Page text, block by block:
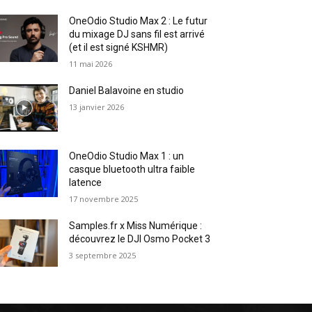
OneOdio Studio Max 2 : Le futur
du mixage DJ sans fil est arrivé
(et il est signé KSHMR)
11 mai 2026
Daniel Balavoine en studio
13 janvier 2026
OneOdio Studio Max 1 : un
casque bluetooth ultra faible
latence
17 novembre 2025
Samples.fr x Miss Numérique :
découvrez le DJI Osmo Pocket 3
3 septembre 2025